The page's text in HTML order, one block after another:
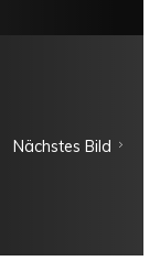
Nächstes Bild